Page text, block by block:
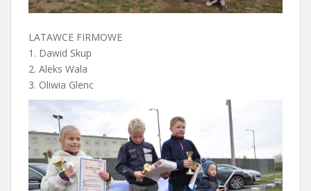
LATAWCE FIRMOWE
1. Dawid Skup
2. Aleks Wala
3. Oliwia Glenc